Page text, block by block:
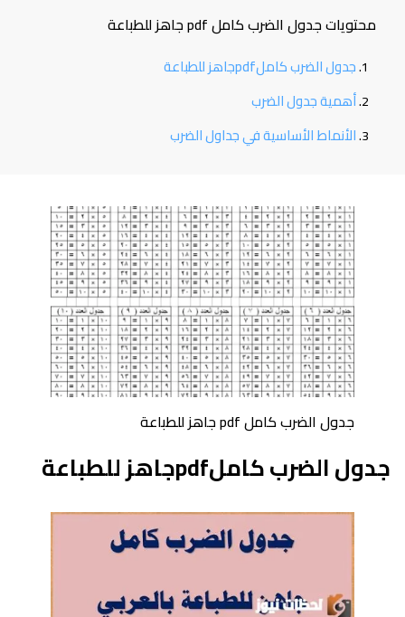
محتويات جدول الضرب كامل pdf جاهز للطباعة
جدول الضرب كاملpdfجاهز للطباعة
أهمية جدول الضرب
الأنماط الأساسية في جداول الضرب
جدول الضرب كامل pdf جاهز للطباعة
جدول الضرب كاملpdfجاهز للطباعة